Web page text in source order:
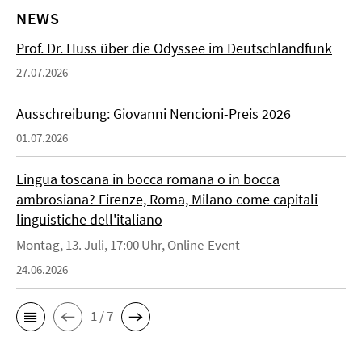
NEWS
Prof. Dr. Huss über die Odyssee im Deutschlandfunk
27.07.2026
Ausschreibung: Giovanni Nencioni-Preis 2026
01.07.2026
Lingua toscana in bocca romana o in bocca
ambrosiana? Firenze, Roma, Milano come capitali
linguistiche dell'italiano
Montag, 13. Juli, 17:00 Uhr, Online-Event
24.06.2026
1 / 7